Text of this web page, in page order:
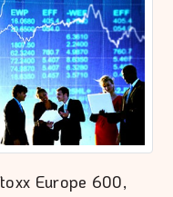
Europe 600,